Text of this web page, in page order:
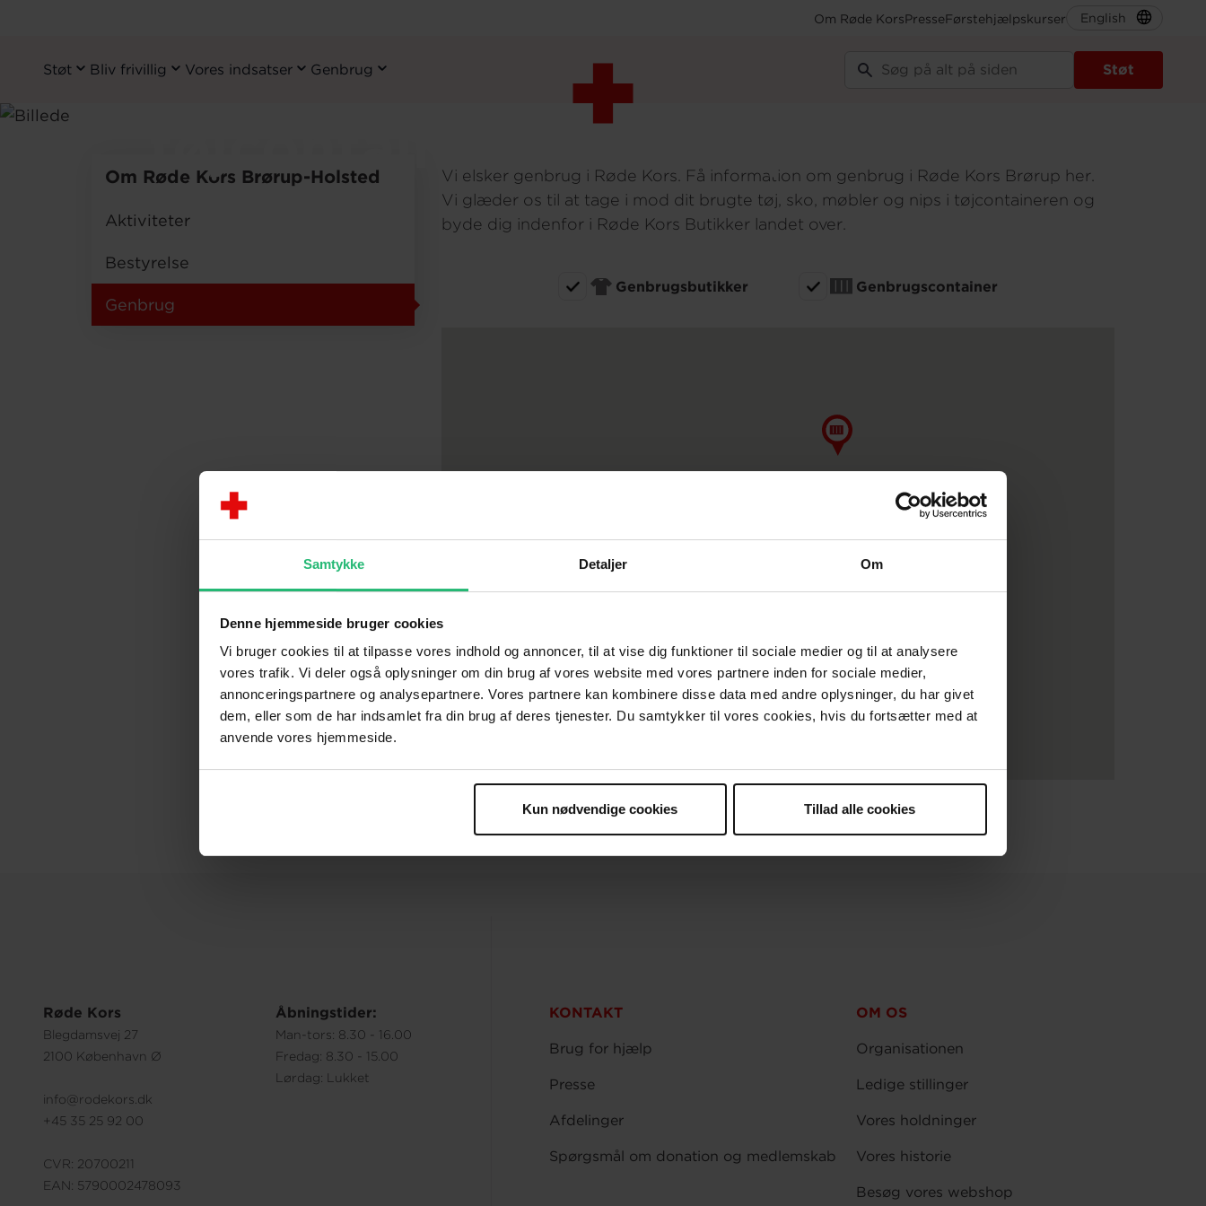
Samtykke Detaljer Om
Denne hjemmeside bruger cookies
Vi bruger cookies til at tilpasse vores indhold og annoncer, til at vise dig funktioner til sociale medier og til at analysere
vores trafik. Vi deler også oplysninger om din brug af vores website med vores partnere inden for sociale medier,
annonceringspartnere og analysepartnere. Vores partnere kan kombinere disse data med andre oplysninger, du har givet
dem, eller som de har indsamlet fra din brug af deres tjenester. Du samtykker til vores cookies, hvis du fortsætter med at
anvende vores hjemmeside.
Kun nødvendige cookies Tillad alle cookies
Gå
Primary
Navigation
Støt Bliv frivillig Vores indsatser Genbrug Støt
Om Røde KorsPresseFørstehjælpskurser English
Røde Kors genbrugsbutikker og
tøjcontainere i Brørup-Holsted
Om Røde Kors Brørup-Holsted
Aktiviteter
Bestyrelse
Genbrug
Vi elsker genbrug i Røde Kors. Få information om genbrug i Røde Kors Brørup her.
Vi glæder os til at tage i mod dit brugte tøj, sko, møbler og nips i tøjcontaineren og
byde dig indenfor i Røde Kors Butikker landet over.
Genbrugsbutikker Genbrugscontainer
5
Røde Kors
Blegdamsvej 27
2100 København Ø
info@rodekors.dk
+45 35 25 92 00
CVR: 20700211
EAN: 5790002478093
Åbningstider:
Man-tors: 8.30 - 16.00
Fredag: 8.30 - 15.00
Lørdag: Lukket
KONTAKT
Brug for hjælp
Presse
Afdelinger
Spørgsmål om donation og medlemskab
OM OS
Organisationen
Ledige stillinger
Vores holdninger
Vores historie
Besøg vores webshop